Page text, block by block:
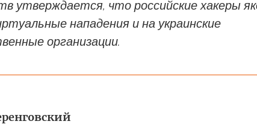
утверждается, что российские хакеры
нападения и на украинские
организации.